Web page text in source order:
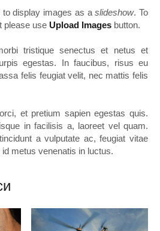
to display images as aslideshow. To
please use Upload Images button.
tristique senectus et netus et
egestas. In faucibus, risus eu
felis feugiat velit, nec mattis felis
et pretium sapien egestas quis.
in facilisis a, laoreet vel quam.
a vulputate ac, feugiat vitae
metus venenatis in luctus.